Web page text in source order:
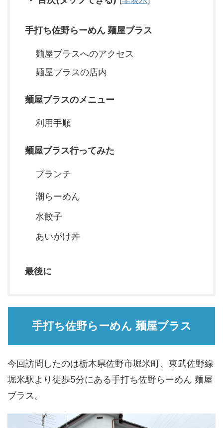
手打ち佐野らーめん 麺屋ブラス
麺屋ブラスへのアクセス
麺屋ブラスの店内
麺屋ブラスのメニュー
利用手順
麺屋ブラス行ってみた
ブランチ
潮らーめん
水餃子
あいがけ丼
最後に
手打ち佐野らーめん 麺屋ブラス
今回訪問したのは栃木県佐野市堀米町、東武佐野線
堀米駅より徒歩5分にある手打ち佐野らーめん 麺屋
ブラス。